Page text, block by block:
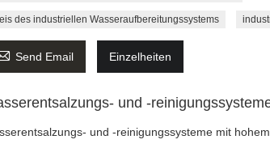
des industriellen Wasseraufbereitungssystems
Send Email Einzelheiten
und -
und -reinigungssysteme mit